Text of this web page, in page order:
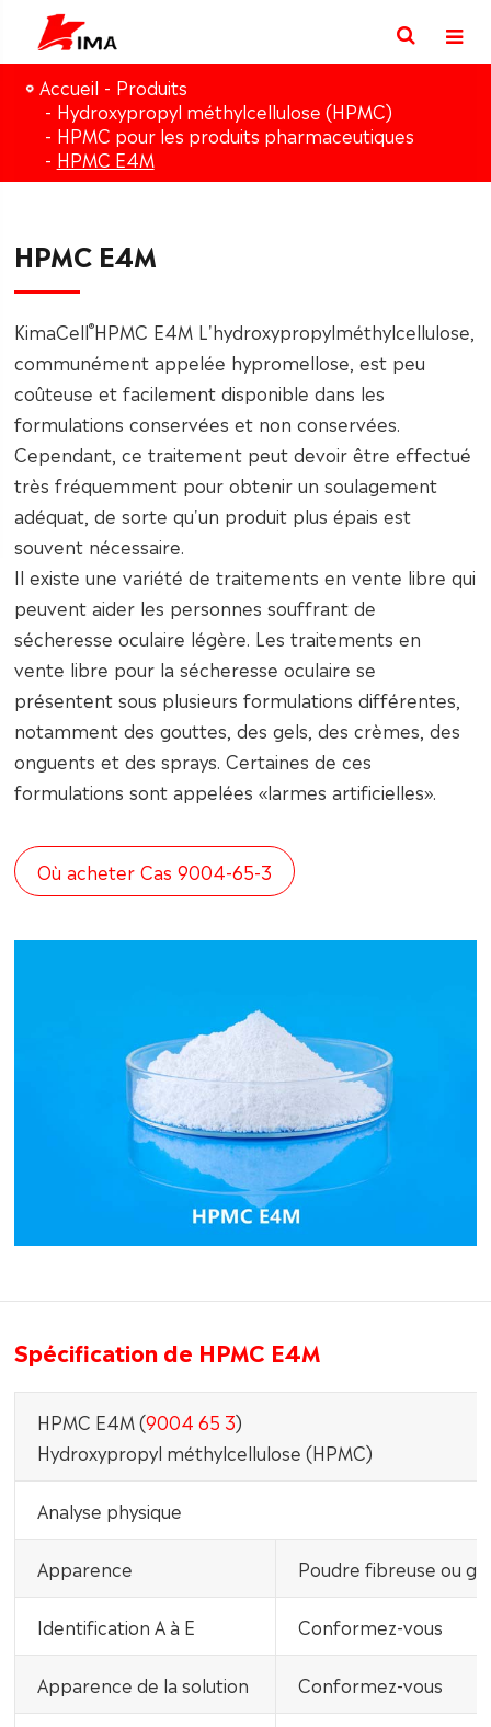
Accueil
Produits
Hydroxypropyl méthylcellulose (HPMC)
HPMC pour les produits pharmaceutiques
HPMC E4M
HPMC E4M
KimaCell®HPMC E4M L'hydroxypropylméthylcellulose,
communément appelée hypromellose, est peu
coûteuse et facilement disponible dans les
formulations conservées et non conservées.
Cependant, ce traitement peut devoir être effectué
très fréquemment pour obtenir un soulagement
adéquat, de sorte qu'un produit plus épais est
souvent nécessaire.
Il existe une variété de traitements en vente libre qui
peuvent aider les personnes souffrant de
sécheresse oculaire légère. Les traitements en
vente libre pour la sécheresse oculaire se
présentent sous plusieurs formulations différentes,
notamment des gouttes, des gels, des crèmes, des
onguents et des sprays. Certaines de ces
formulations sont appelées «larmes artificielles».
Où acheter Cas 9004-65-3
Spécification de HPMC E4M
HPMC E4M (9004 65 3)
Hydroxypropyl méthylcellulose (HPMC)
Analyse physique
Apparence Poudre fibreuse ou
Identification A à E Conformez-vous
Apparence de la solution Conformez-vous